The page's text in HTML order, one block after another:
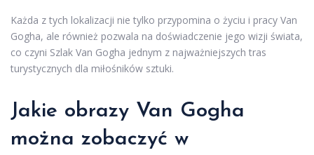
Każda z tych lokalizacji nie tylko przypomina o życiu i pracy Van
Gogha, ale również pozwala na doświadczenie jego wizji świata,
co czyni Szlak Van Gogha jednym z najważniejszych tras
turystycznych dla miłośników sztuki.
Jakie obrazy Van Gogha
można zobaczyć w